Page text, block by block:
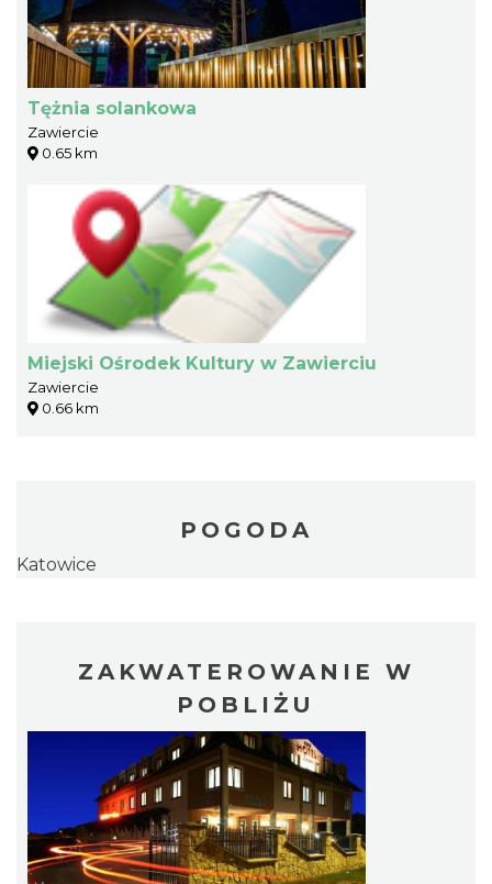
Tężnia solankowa
Zawiercie
0.65 km
Miejski Ośrodek Kultury w Zawierciu
Zawiercie
0.66 km
POGODA
Katowice
ZAKWATEROWANIE W
POBLIŻU